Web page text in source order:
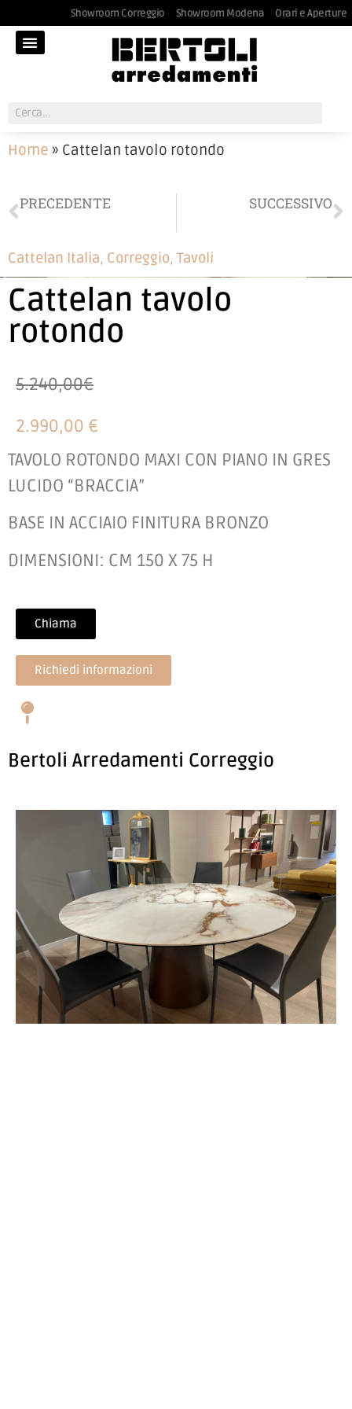
Showroom Correggio Showroom Modena Orari e Aperture
Home » Cattelan tavolo rotondo
PRECEDENTE SUCCESSIVO
Cattelan Italia, Correggio, Tavoli
Cattelan tavolo
rotondo
5.240,00€
2.990,00 €
TAVOLO ROTONDO MAXI CON PIANO IN GRES
LUCIDO “BRACCIA”
BASE IN ACCIAIO FINITURA BRONZO
DIMENSIONI: CM 150 X 75 H
Chiama
Richiedi informazioni
Bertoli Arredamenti Correggio